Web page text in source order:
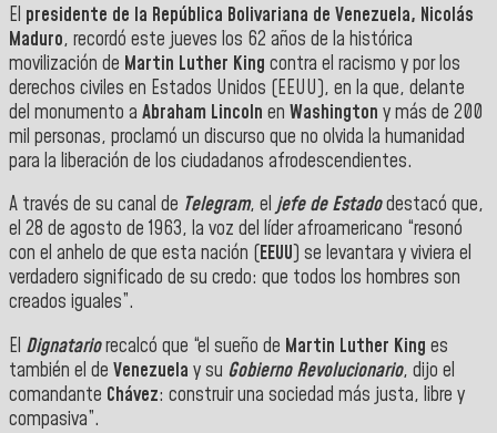
El presidente de la República Bolivariana de Venezuela, Nicolás
Maduro, recordó este jueves los 62 años de la histórica
movilización de Martin Luther King contra el racismo y por los
derechos civiles en Estados Unidos (EEUU), en la que, delante
del monumento a Abraham Lincoln en Washington y más de 200
mil personas, proclamó un discurso que no olvida la humanidad
para la liberación de los ciudadanos afrodescendientes.
A través de su canal de Telegram, eljefe de Estadodestacó que,
el 28 de agosto de 1963, la voz del líder afroamericano “resonó
con el anhelo de que esta nación (EEUU) se levantara y viviera el
verdadero significado de su credo: que todos los hombres son
creados iguales”.
El Dignatariorecalcó que “el sueño de Martin Luther King es
también el de Venezuela y su Gobierno Revolucionario, dijo el
comandante Chávez: construir una sociedad más justa, libre y
compasiva”.